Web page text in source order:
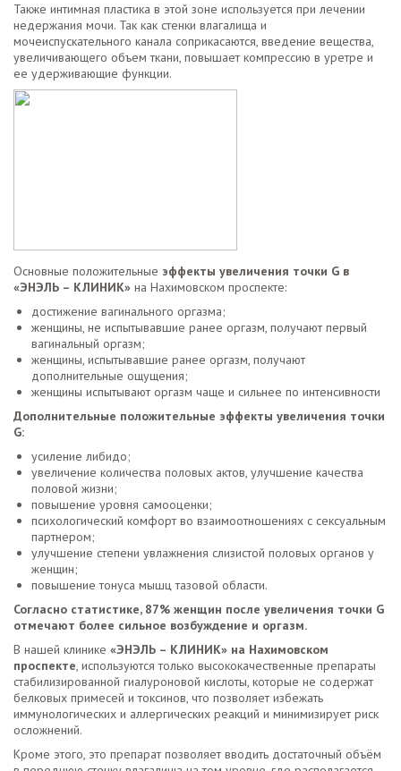
Также интимная пластика в этой зоне используется при лечении
недержания мочи. Так как стенки влагалища и
мочеиспускательного канала соприкасаются, введение вещества,
увеличивающего объем ткани, повышает компрессию в уретре и
ее удерживающие функции.
Основные положительные эффекты увеличения точки G в
«ЭНЭЛЬ – КЛИНИК» на Нахимовском проспекте:
достижение вагинального оргазма;
женщины, не испытывавшие ранее оргазм, получают первый
вагинальный оргазм;
женщины, испытывавшие ранее оргазм, получают
дополнительные ощущения;
женщины испытывают оргазм чаще и сильнее по интенсивности
Дополнительные положительные эффекты увеличения точки
G:
усиление либидо;
увеличение количества половых актов, улучшение качества
половой жизни;
повышение уровня самооценки;
психологический комфорт во взаимоотношениях с сексуальным
партнером;
улучшение степени увлажнения слизистой половых органов у
женщин;
повышение тонуса мышц тазовой области.
Согласно статистике, 87% женщин после увеличения точки G
отмечают более сильное возбуждение и оргазм.
В нашей клинике «ЭНЭЛЬ – КЛИНИК» на Нахимовском
проспекте, используются только высококачественные препараты
стабилизированной гиалуроновой кислоты, которые не содержат
белковых примесей и токсинов, что позволяет избежать
иммунологических и аллергических реакций и минимизирует риск
осложнений.
Кроме этого, это препарат позволяет вводить достаточный объём